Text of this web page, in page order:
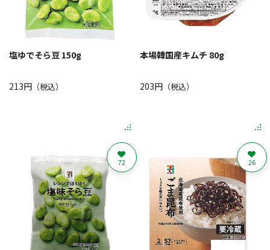
塩ゆでそら豆 150g
213円 （税込）
本場韓国産キムチ 80g
203円（税込）
72 26